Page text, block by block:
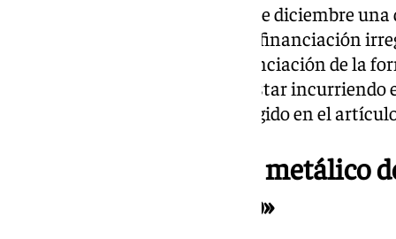
El PSOE presentó el pasado 13 de diciembre
Fiscalía General del Estado por financiación
análisis «exhaustivo» de la financiación de la
Abascal y concluir que podría estar
ilegal de partidos políticos recogido en el
«Captando fondos en metálico
absolutamente opaco»